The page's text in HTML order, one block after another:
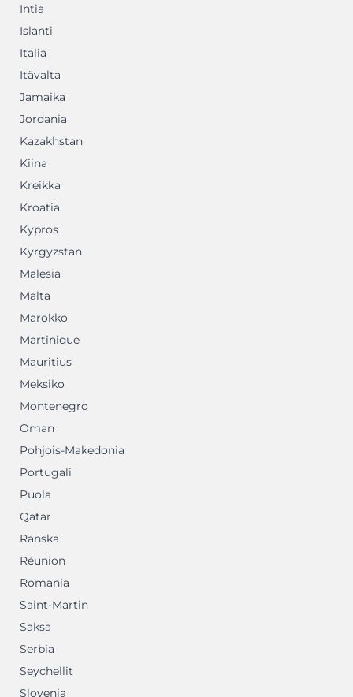
Intia
Islanti
Italia
Itävalta
Jamaika
Jordania
Kazakhstan
Kiina
Kreikka
Kroatia
Kypros
Kyrgyzstan
Malesia
Malta
Marokko
Martinique
Mauritius
Meksiko
Montenegro
Oman
Pohjois-Makedonia
Portugali
Puola
Qatar
Ranska
Réunion
Romania
Saint-Martin
Saksa
Serbia
Seychellit
Slovenia